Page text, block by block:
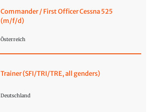
Commander / First Officer Cessna 525
(m/f/d)
Österreich
Trainer (SFI/TRI/TRE, all genders)
Deutschland